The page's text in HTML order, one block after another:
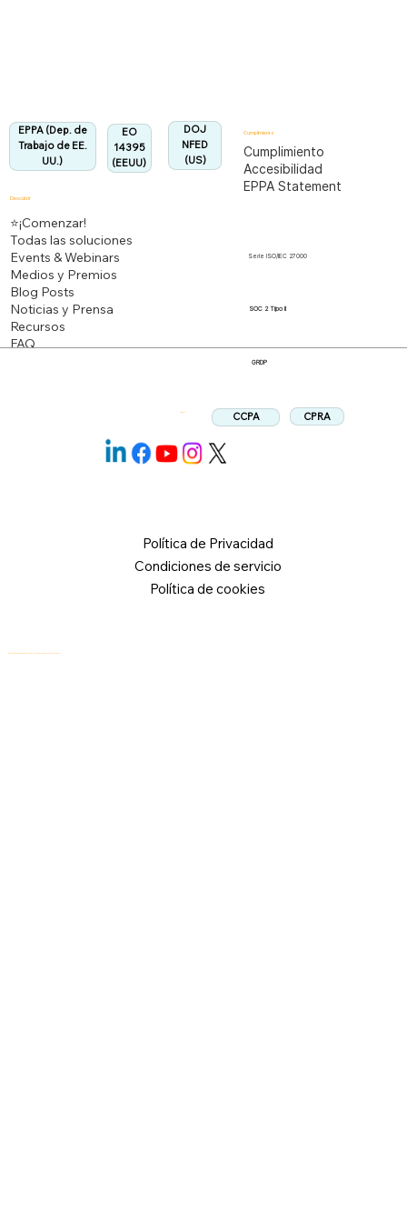
EO
14395
(EEUU)
EPPA (Dep. de
Trabajo de EE.
UU.)
DOJ
NFED
(US)
Descubrir
⭐¡Comenzar!
Todas las soluciones
Events & Webinars
Medios y Premios
Blog Posts
Noticias y Prensa
Recursos
FAQ
Cumplimiento
Cumplimiento
Accesibilidad
EPPA Statement
Serie ISO/IEC 27000
Política de Privacidad
Condiciones de servicio
Política de cookies
SOC 2 Tipo II
GRDP
CCPA CPRA